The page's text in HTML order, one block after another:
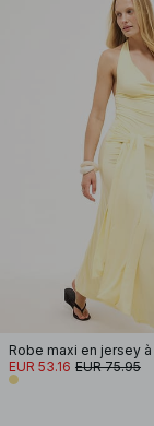
Robe maxi en jersey
EUR 53.16 EUR 75.95